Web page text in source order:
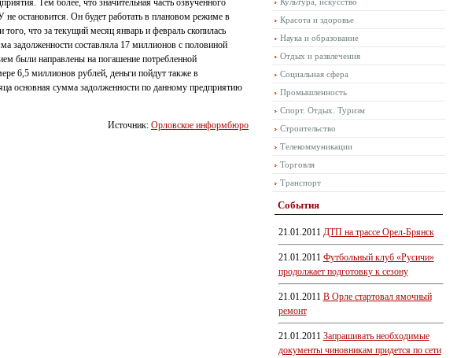
Тем более, что значительная часть озвученного
остановится. Он будет работать в плановом режиме в
что за текущий месяц январь и февраль скопилась
задолженности составляла 17 миллионов с половиной
были направлены на погашение потребленной
6,5 миллионов рублей, деньги пойдут также в
основная сумма задолженности по данному предприятию
Источник: Орловское информбюро
Красота и здоровье
Наука и образование
Отдых и развлечения
Социальная сфера
Промышленность
Спорт. Отдых. Туризм
Строительство
Телекоммуникации
Торговля
Транспорт
События
21.01.2011 ДТП на трассе Орел-Брянск
21.01.2011 Футбольный клуб «Русичи»
продолжает подготовку к сезону
21.01.2011 В Орле стартовал ямочный
ремонт
21.01.2011 Запрашивать необходимые
документы чиновникам придется по сети